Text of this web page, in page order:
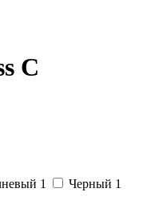
C
1 Черный 1